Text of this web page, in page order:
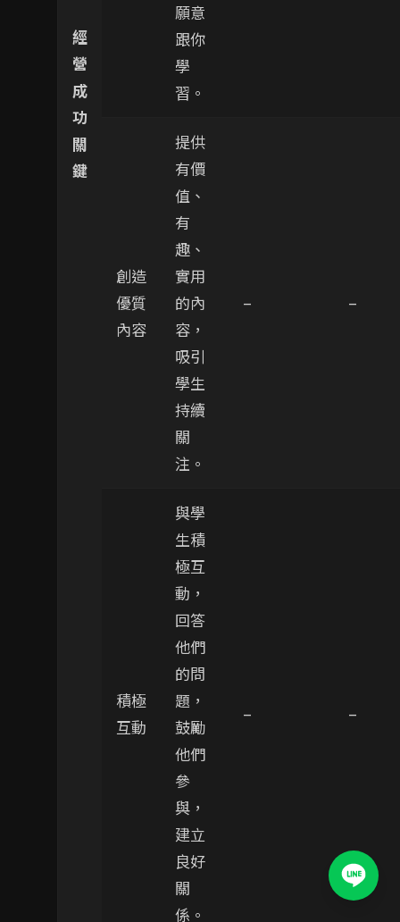
經
營
成
功
關
鍵
願意
跟你
學
習。
創造
優質
內容
提供
有價
值、
有
趣、
實用
的內
容，
吸引
學生
持續
關
注。
– –
積極
互動
與學
生積
極互
動，
回答
他們
的問
題，
鼓勵
他們
參
與，
建立
良好
關
係。
– –